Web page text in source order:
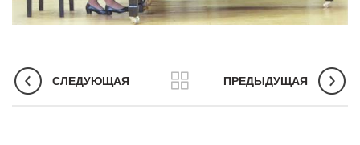
СЛЕДУЮЩАЯ ПРЕДЫДУЩАЯ